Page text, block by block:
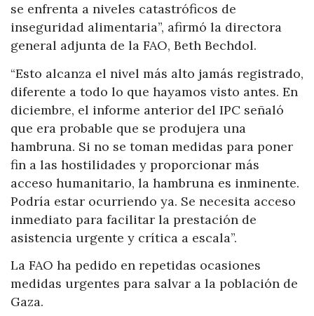
se enfrenta a niveles catastróficos de
inseguridad alimentaria”, afirmó la directora
general adjunta de la FAO, Beth Bechdol.
“Esto alcanza el nivel más alto jamás registrado,
diferente a todo lo que hayamos visto antes. En
diciembre, el informe anterior del IPC señaló
que era probable que se produjera una
hambruna. Si no se toman medidas para poner
fin a las hostilidades y proporcionar más
acceso humanitario, la hambruna es inminente.
Podría estar ocurriendo ya. Se necesita acceso
inmediato para facilitar la prestación de
asistencia urgente y crítica a escala”.
La FAO ha pedido en repetidas ocasiones
medidas urgentes para salvar a la población de
Gaza.